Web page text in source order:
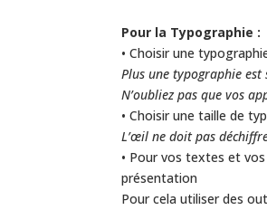
Pour la Typographie :
• Choisir une
Plus une typographie
N’oubliez pas que vos
• Choisir une taille de
L’œil ne doit pas
• Pour vos textes et
présentation
Pour cela utiliser des